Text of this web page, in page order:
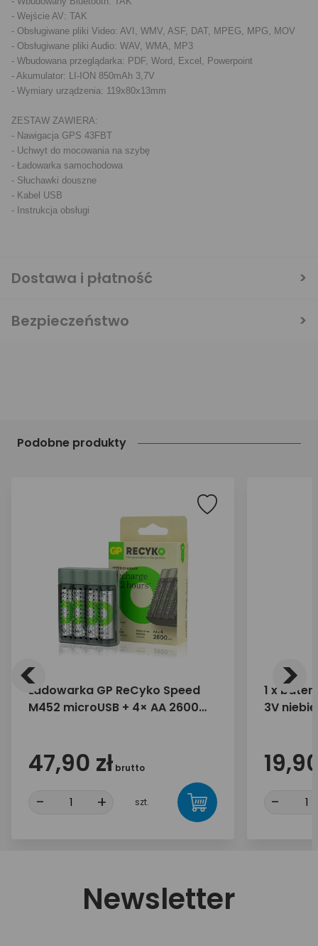
Podobne produkty
Ładowarka GP ReCyko Speed
M452 microUSB + 4× AA 2600
47,90 zł brutto
- + szt.
1 x
3V
-
< >
- Wejście AV: TAK
- Obsługiwane pliki Video: AVI, WMV, ASF, DAT, MPEG, MPG, MOV
- Obsługiwane pliki Audio: WAV, WMA, MP3
- Wbudowana przeglądarka: PDF, Word, Excel, Powerpoint
- Akumulator: LI-ION 850mAh 3,7V
- Wymiary urządzenia: 119x80x13mm
ZESTAW ZAWIERA:
- Nawigacja GPS 43FBT
- Uchwyt do mocowania na szybę
- Ładowarka samochodowa
- Słuchawki douszne
- Kabel USB
Dostawa i płatność
Bezpieczeństwo
Newsletter